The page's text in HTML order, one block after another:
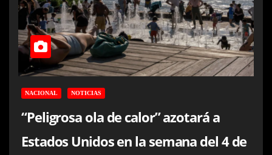
NACIONAL NOTICIAS
“Peligrosa ola de calor” azotará a
Estados Unidos en la semana del 4 de